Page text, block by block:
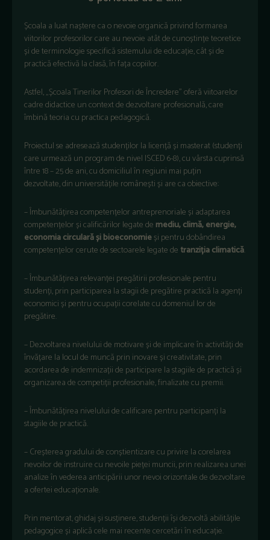
Școala a luat naștere ca o nevoie organică privind formarea
viitorilor profesorilor care au nevoie atât de cunoștințe teoretice
și de terminologie specifică sistemului de educație, cât și de
practică efectivă la clasă, în fața copiilor.
Astfel, „Școala Tinerilor Profesori de Încredere” oferă viitoarelor
cadre didactice un context de dezvoltare profesională, care
îmbină teoria cu practica pedagogică.
Proiectul se adresează studenților la licență și masterat (studenți
care urmează un program de nivel ISCED 6-8), cu vârsta cuprinsă
între 18 – 25 de ani, cu domiciliul în regiuni mai puțin
dezvoltate, din universitățile românești și are ca obiective:
– Îmbunătățirea competențelor antreprenoriale și adaptarea
competențelor și calificărilor legate de mediu, climă, energie,
economia circulară și bioeconomieși pentru dobândirea
competențelor cerute de sectoarele legate de tranziția climatică.
– Îmbunătățirea relevanței pregătirii profesionale pentru
studenți, prin participarea la stagii de pregătire practică la agenți
economici și pentru ocupații corelate cu domeniul lor de
pregătire.
– Dezvoltarea nivelului de motivare și de implicare în activități de
învățare la locul de muncă prin inovare și creativitate, prin
acordarea de indemnizații de participare la stagiile de practică și
organizarea de competiții profesionale, finalizate cu premii.
– Îmbunătățirea nivelului de calificare pentru participanți la
stagiile de practică.
– Creșterea gradului de conștientizare cu privire la corelarea
nevoilor de instruire cu nevoile pieței muncii, prin realizarea unei
analize în vederea anticipării unor nevoi orizontale de dezvoltare
a ofertei educaționale.
Prin mentorat, ghidaj și susținere, studenții își dezvoltă abilitățile
pedagogice și aplică cele mai recente cercetări în educație.